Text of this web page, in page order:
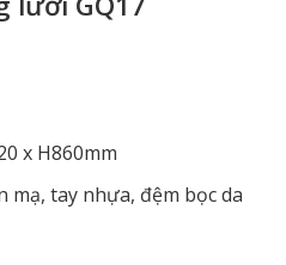
x H860mm
mạ, tay nhựa, đệm bọc da